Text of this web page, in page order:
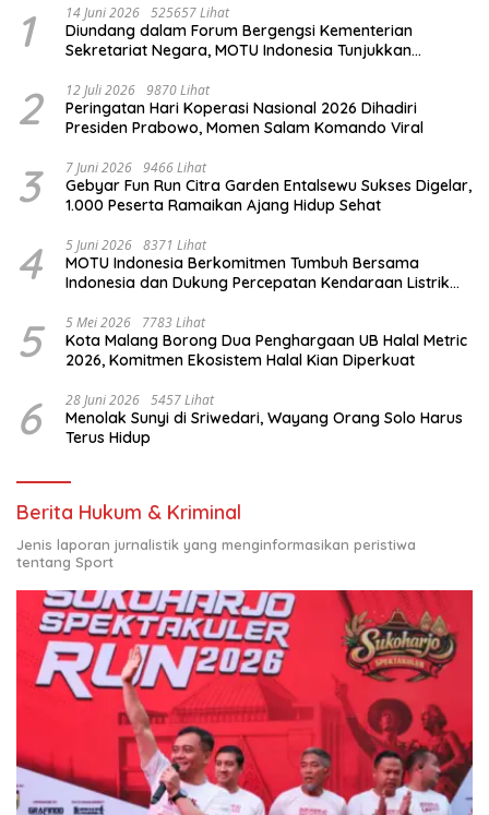
1 14 Juni 2026 525657 Lihat
Diundang dalam Forum Bergengsi Kementerian
Sekretariat Negara, MOTU Indonesia Tunjukkan
2 12 Juli 2026 9870 Lihat
Peringatan Hari Koperasi Nasional 2026 Dihadiri
Presiden Prabowo, Momen Salam Komando Viral
3 7 Juni 2026 9466 Lihat
Gebyar Fun Run Citra Garden Entalsewu Sukses Digelar,
1.000 Peserta Ramaikan Ajang Hidup Sehat
4 5 Juni 2026 8371 Lihat
MOTU Indonesia Berkomitmen Tumbuh Bersama
Indonesia dan Dukung Percepatan Kendaraan Listrik
5 5 Mei 2026 7783 Lihat
Kota Malang Borong Dua Penghargaan UB Halal Metric
2026, Komitmen Ekosistem Halal Kian Diperkuat
6 28 Juni 2026 5457 Lihat
Menolak Sunyi di Sriwedari, Wayang Orang Solo Harus
Terus Hidup
Berita Hukum & Kriminal
Jenis laporan jurnalistik yang menginformasikan peristiwa
tentang Sport